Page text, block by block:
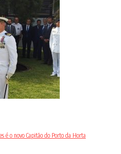
é o novo Capitão do Porto da Horta